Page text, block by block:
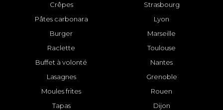
Crêpes
Pâtes carbonara
Burger
Raclette
Buffet à volonté
Lasagnes
Moules frites
Tapas
Strasbourg
Lyon
Marseille
Toulouse
Nantes
Grenoble
Rouen
Dijon